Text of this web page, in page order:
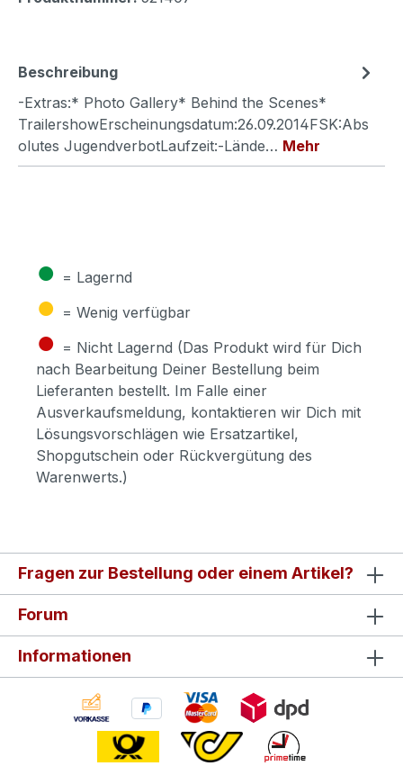
Beschreibung
-Extras:* Photo Gallery* Behind the Scenes*
TrailershowErscheinungsdatum:26.09.2014FSK:Abs
olutes JugendverbotLaufzeit:-Lände… Mehr
● = Lagernd
● = Wenig verfügbar
● = Nicht Lagernd (Das Produkt wird für Dich
nach Bearbeitung Deiner Bestellung beim
Lieferanten bestellt. Im Falle einer
Ausverkaufsmeldung, kontaktieren wir Dich mit
Lösungsvorschlägen wie Ersatzartikel,
Shopgutschein oder Rückvergütung des
Warenwerts.)
Fragen zur Bestellung oder einem Artikel?
Forum
Informationen